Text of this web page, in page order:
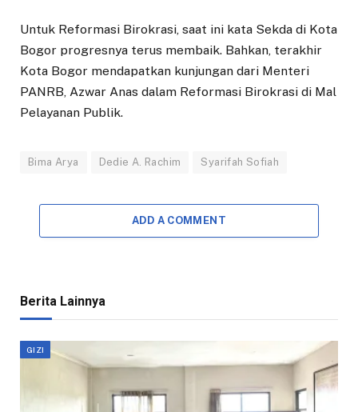
Untuk Reformasi Birokrasi, saat ini kata Sekda di Kota
Bogor progresnya terus membaik. Bahkan, terakhir
Kota Bogor mendapatkan kunjungan dari Menteri
PANRB, Azwar Anas dalam Reformasi Birokrasi di Mal
Pelayanan Publik.
Bima Arya Dedie A. Rachim Syarifah Sofiah
ADD A COMMENT
Berita Lainnya
GIZI